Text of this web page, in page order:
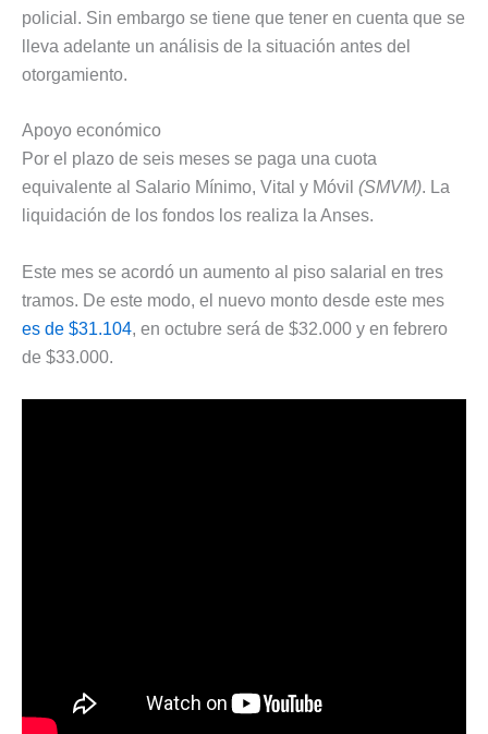
policial. Sin embargo se tiene que tener en cuenta que se
lleva adelante un análisis de la situación antes del
otorgamiento.
Apoyo económico
Por el plazo de seis meses se paga una cuota
equivalente al Salario Mínimo, Vital y Móvil (SMVM). La
liquidación de los fondos los realiza la Anses.
Este mes se acordó un aumento al piso salarial en tres
tramos. De este modo, el nuevo monto desde este mes
es de $31.104, en octubre será de $32.000 y en febrero
de $33.000.